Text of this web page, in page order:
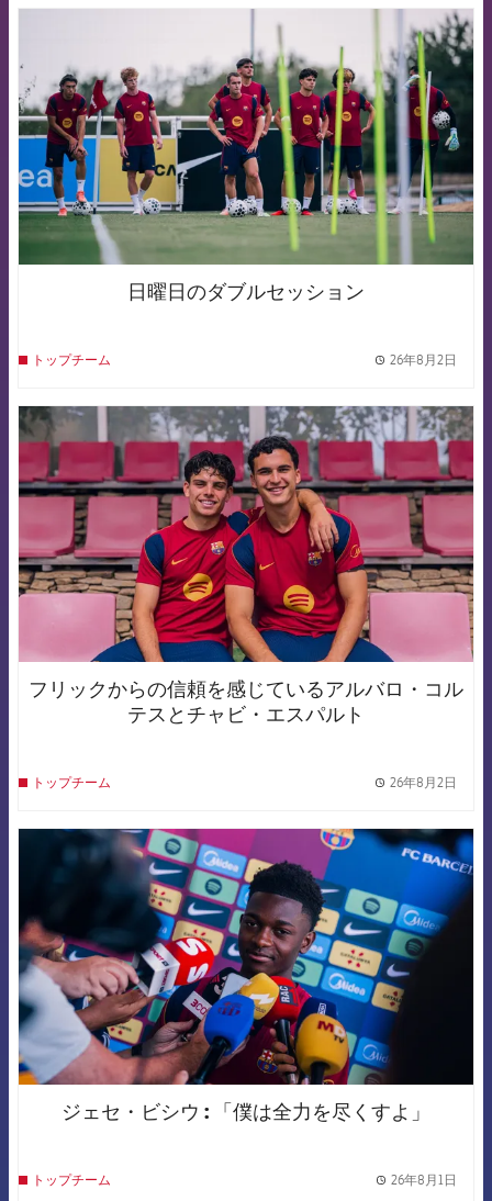
FCB Barcelona badge
日曜日のダブルセッション
トップチーム 26年8月2日
FCB Barcelona badge
フリックからの信頼を感じているアルバロ・コル
テスとチャビ・エスパルト
トップチーム 26年8月2日
FCB Barcelona badge
ジェセ・ビシウ : 「僕は全力を尽くすよ」
トップチーム 26年8月1日